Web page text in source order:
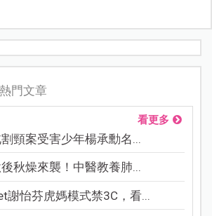
熱門文章
看更多
頸案受害少年楊承勳名...
秋燥來襲！中醫教養肺...
謝怡芬虎媽模式禁3C，看...